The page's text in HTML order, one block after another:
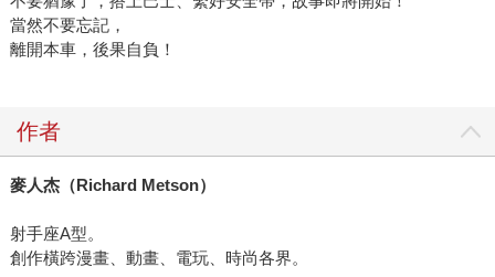
當然不要忘記，
離開本車，後果自負！
作者
麥人杰（Richard Metson）
射手座A型。
創作橫跨漫畫、動畫、電玩、時尚各界。